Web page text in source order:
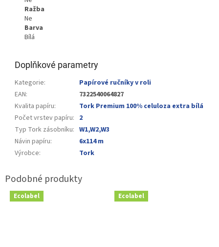
Ražba
Ne
Barva
Bílá
Doplňkové parametry
Kategorie:
Papírové ručníky v roli
EAN:
7322540064827
Kvalita papíru:
Tork Premium 100% celuloza extra bílá
Počet vrstev papíru: 2
Typ Tork zásobníku: W1,W2,W3
Návin papíru:
6x114 m
Výrobce: Tork
Ecolabel Ecolabel